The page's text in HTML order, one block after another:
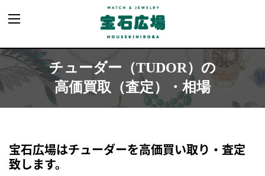
チューダー （TUDOR）の
高価買取（査定）・相場
宝石広場はチューダーを高価買い取り・査定
致します。